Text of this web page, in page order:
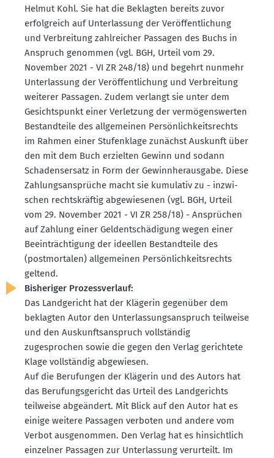
Helmut Kohl. Sie hat die Beklagten bereits zuvor
erfolg­reich auf Unter­lassung der Veröf­fent­li­chung
und Verbreitung zahlreicher Passagen des Buchs in
Anspruch genommen (vgl. BGH, Urteil vom 29.
November 2021 - VI ZR 248/18) und begehrt nunmehr
Unter­lassung der Veröf­fent­li­chung und Verbreitung
weiterer Passagen. Zudem verlangt sie unter dem
Gesichts­punkt einer Verletzung der vermö­gens­werten
Bestand­teile des allge­meinen Persön­lich­keits­rechts
im Rahmen einer Stufen­klage zunächst Auskunft über
den mit dem Buch erzielten Gewinn und sodann
Schadens­ersatz in Form der Gewinn­her­ausgabe. Diese
Zahlungs­an­sprüche macht sie kumulativ zu - inzwi­
schen rechts­kräftig abgewie­senen (vgl. BGH, Urteil
vom 29. November 2021 - VI ZR 258/18) - Ansprüchen
auf Zahlung einer Geldent­schä­digung wegen einer
Beein­träch­tigung der ideellen Bestand­teile des
(postmor­talen) allge­meinen Persön­lich­keits­rechts
geltend.
Bishe­riger Prozess­verlauf:
Das Landge­richt hat der Klägerin gegenüber dem
beklagten Autor den Unter­las­sungs­an­spruch teilweise
und den Auskunfts­an­spruch vollständig
zugesprochen sowie die gegen den Verlag gerichtete
Klage vollständig abgewiesen.
Auf die Berufungen der Klägerin und des Autors hat
das Berufungs­ge­richt das Urteil des Landge­richts
teilweise abgeändert. Mit Blick auf den Autor hat es
einige weitere Passagen verboten und andere vom
Verbot ausge­nommen. Den Verlag hat es hinsichtlich
einzelner Passagen zur Unter­lassung verur­teilt. Im